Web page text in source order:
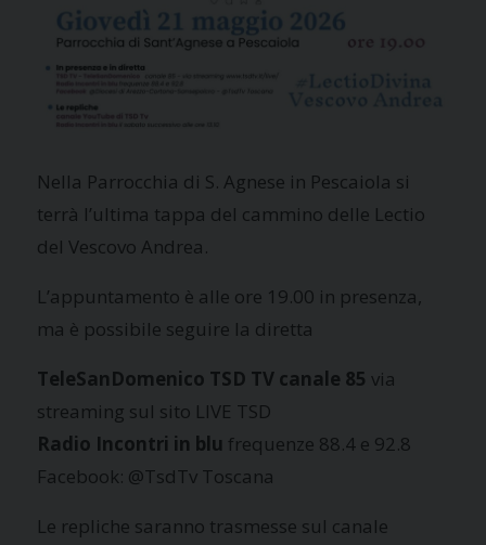
Nella Parrocchia di S. Agnese in Pescaiola si
terrà l’ultima tappa del cammino delle Lectio
del Vescovo Andrea.
L’appuntamento è alle ore 19.00 in presenza,
ma è possibile seguire la diretta
TeleSanDomenico TSD TV canale 85 via
streaming sul sito LIVE TSD
Radio Incontri in blu frequenze 88.4 e 92.8
Facebook: @TsdTv Toscana
Le repliche saranno trasmesse sul canale